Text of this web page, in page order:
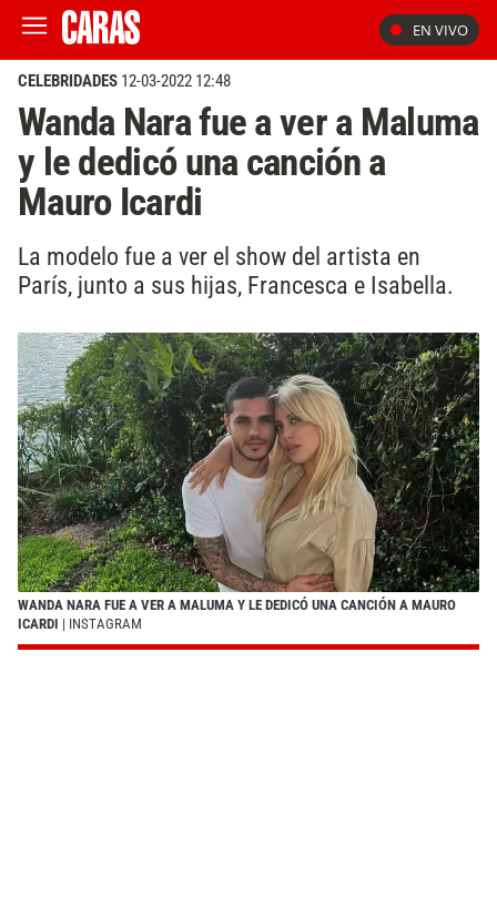
EN VIVO
CELEBRIDADES 12-03-2022 12:48
Wanda Nara fue a ver a Maluma
y le dedicó una canción a
Mauro Icardi
La modelo fue a ver el show del artista en
París, junto a sus hijas, Francesca e Isabella.
WANDA NARA FUE A VER A MALUMA Y LE DEDICÓ UNA CANCIÓN A MAURO
ICARDI | INSTAGRAM